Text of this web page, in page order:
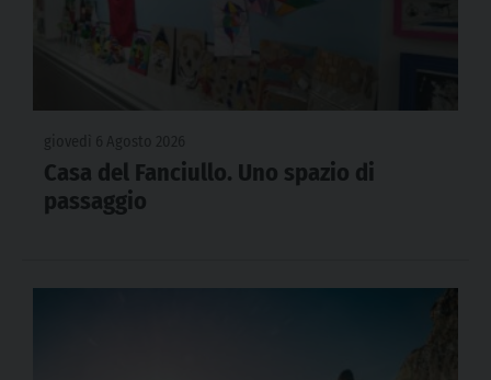
Casa del Fanciullo. Uno spazio di
passaggio